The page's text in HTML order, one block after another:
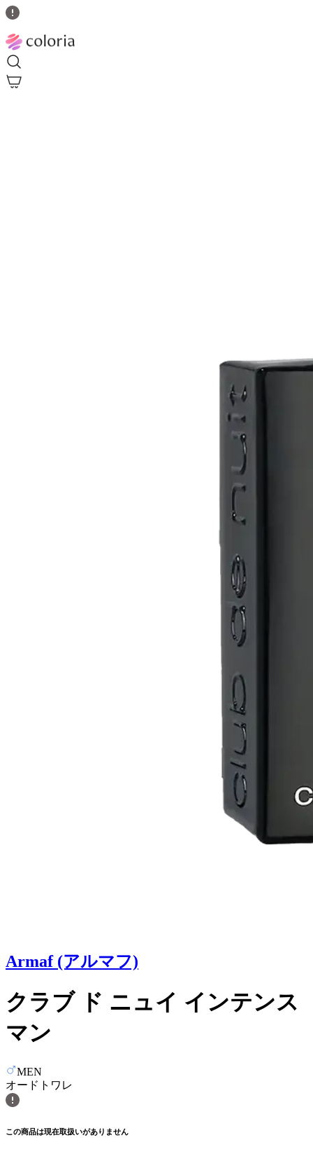
Armaf (アルマフ)
クラブ ド ニュイ インテンス
マン
MEN
オードトワレ
この商品は現在取扱いがありません